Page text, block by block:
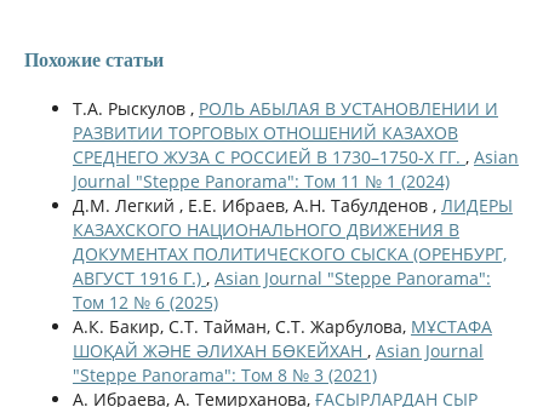
Похожие статьи
Т.А. Рыскулов , РОЛЬ АБЫЛАЯ В УСТАНОВЛЕНИИ И
РАЗВИТИИ ТОРГОВЫХ ОТНОШЕНИЙ КАЗАХОВ
СРЕДНЕГО ЖУЗА С РОССИЕЙ В 1730–1750-Х ГГ. , Asian
Journal "Steppe Panorama": Том 11 № 1 (2024)
Д.М. Легкий , Е.Е. Ибраев, А.Н. Табулденов , ЛИДЕРЫ
КАЗАХСКОГО НАЦИОНАЛЬНОГО ДВИЖЕНИЯ В
ДОКУМЕНТАХ ПОЛИТИЧЕСКОГО СЫСКА (ОРЕНБУРГ,
АВГУСТ 1916 Г.) , Asian Journal "Steppe Panorama":
Том 12 № 6 (2025)
А.К. Бакир, С.Т. Тайман, С.Т. Жарбулова, МҰСТАФА
ШОҚАЙ ЖӘНЕ ӘЛИХАН БӨКЕЙХАН , Asian Journal
"Steppe Panorama": Том 8 № 3 (2021)
А. Ибраева, А. Темирханова, ҒАСЫРЛАРДАН СЫР